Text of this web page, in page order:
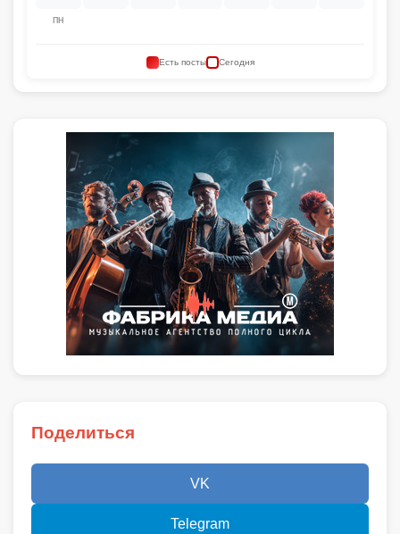
ПН
Есть посты Сегодня
Поделиться
VK
Telegram